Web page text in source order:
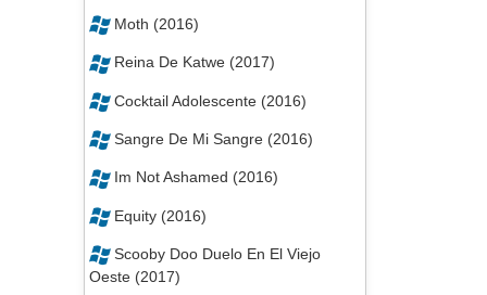
Moth (2016)
Reina De Katwe (2017)
Cocktail Adolescente (2016)
Sangre De Mi Sangre (2016)
Im Not Ashamed (2016)
Equity (2016)
Scooby Doo Duelo En El Viejo
Oeste (2017)